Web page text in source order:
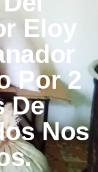
Eloy
Por 2
De
Nos